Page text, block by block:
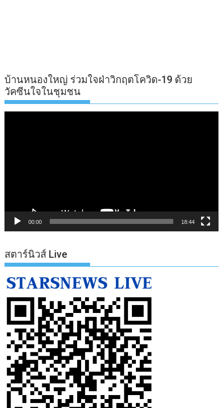
บ้านหนองใหญ่ ร่วมใจฝ่าวิกฤตโควิด-19 ด้วย
วัคซีนใจในชุมชน
00:00 18:44
สตาร์นิวส์ Live